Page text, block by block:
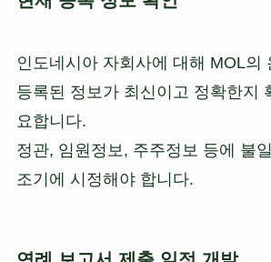
인도네시아 자회사에 대해 MOL의
등록된 정보가 최신이고 정확한지
요합니다.
정관, 임원정보, 주주정보 등에 불
조기에 시정해야 합니다.